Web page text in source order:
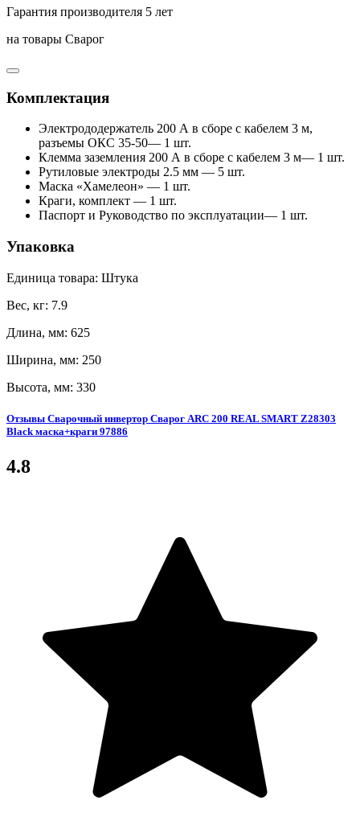
Гарантия производителя 5 лет
на товары Сварог
Комплектация
Электрододержатель 200 А в сборе с кабелем 3 м,
разъемы ОКС 35-50— 1 шт.
Клемма заземления 200 А в сборе с кабелем 3 м— 1 шт.
Рутиловые электроды 2.5 мм — 5 шт.
Маска «Хамелеон» — 1 шт.
Краги, комплект — 1 шт.
Паспорт и Руководство по эксплуатации— 1 шт.
Упаковка
Единица товара: Штука
Вес, кг: 7.9
Длина, мм: 625
Ширина, мм: 250
Высота, мм: 330
Отзывы Сварочный инвертор Сварог ARC 200 REAL SMART Z28303
Black маска+краги 97886
4.8